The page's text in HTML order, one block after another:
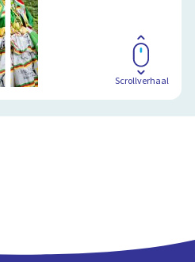
Scrollverhaal